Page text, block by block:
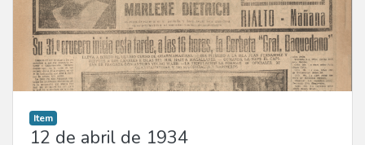
Item
12 de abril de 1934